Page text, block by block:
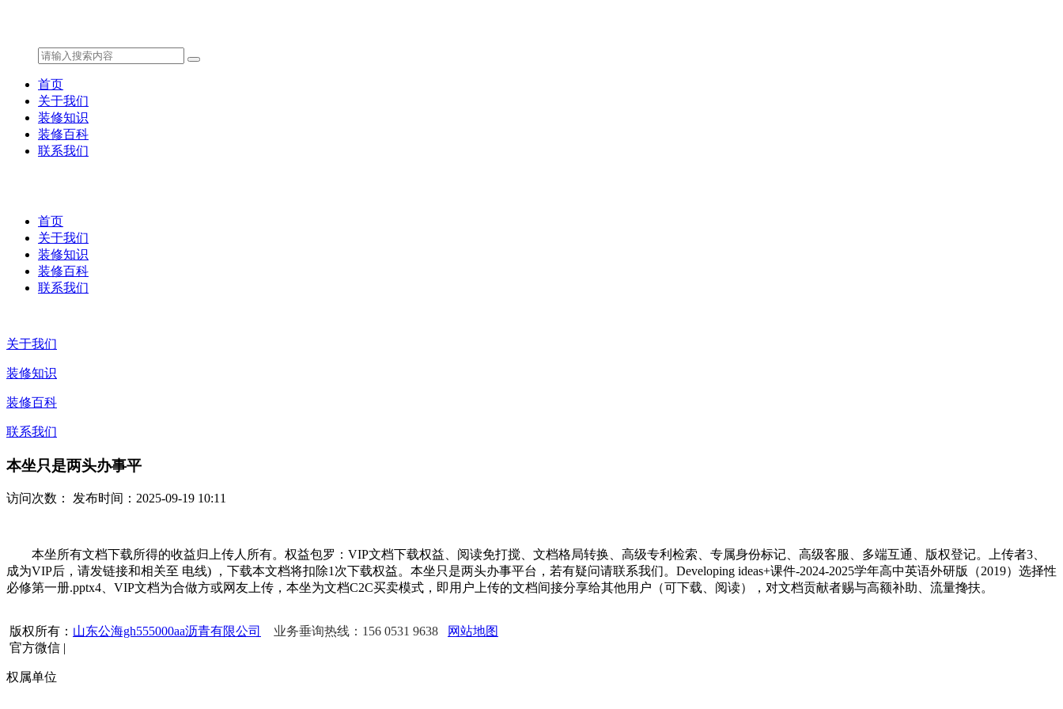
首页
关于我们
装修知识
装修百科
联系我们
首页
关于我们
装修知识
装修百科
联系我们
关于我们
装修知识
装修百科
联系我们
本坐只是两头办事平
访问次数： 发布时间：2025-09-19 10:11
本坐所有文档下载所得的收益归上传人所有。权益包罗：VIP文档下载权益、阅读免打搅、文档格局转换、高级专利检索、专属身份标记、高级客服、多端互通、版权登记。上传者3、
成为VIP后，请发链接和相关至 电线) ，下载本文档将扣除1次下载权益。本坐只是两头办事平台，若有疑问请联系我们。Developing ideas+课件-2024-2025学年高中英语外研版（2019）选择性
必修第一册.pptx4、VIP文档为合做方或网友上传，本坐为文档C2C买卖模式，即用户上传的文档间接分享给其他用户（可下载、阅读），对文档贡献者赐与高额补助、流量搀扶。
版权所有： 山东公海gh555000aa沥青有限公司 业务垂询热线：156 0531 9638
网站地图
官方微信 |
权属单位